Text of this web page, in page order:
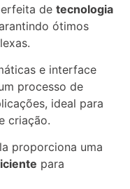
de tecnologia
ótimos
e interface
processo de
ideal para
criação.
proporciona uma
para